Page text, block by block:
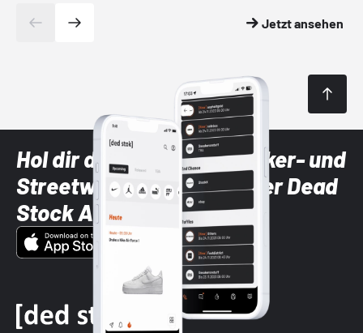
Jetzt ansehen
Hol dir die neuesten Sneaker- und
Streetwear-Brands mit der Dead
Stock App